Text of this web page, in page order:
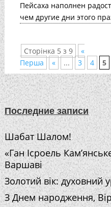
Пейсаха наполнен
чем другие дни этого
Сторінка 5 з 9
«
Перша
« ... 3 4 5
Последние записи
Шабат Шалом!
«Ган Ісроель
Варшаві
Золотий вік: духовний
З Днем народження,